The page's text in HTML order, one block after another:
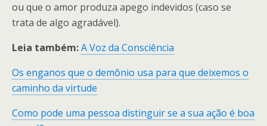
ou que o amor produza apego indevidos (caso se
trata de algo agradável).
Leia também:A Voz da Consciência
Os enganos que o demônio usa para que deixemos o
caminho da virtude
Como pode uma pessoa distinguir se a sua ação é boa